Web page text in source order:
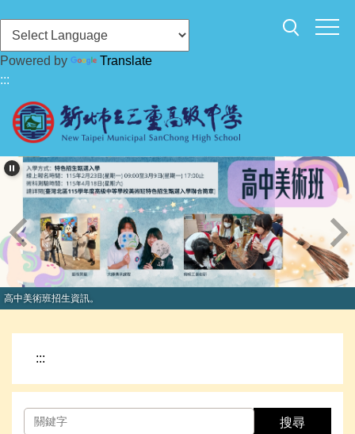
到
主
要
內
容
區
Powered by
Translate
:::
高中美術班招生資訊。
:::
搜尋